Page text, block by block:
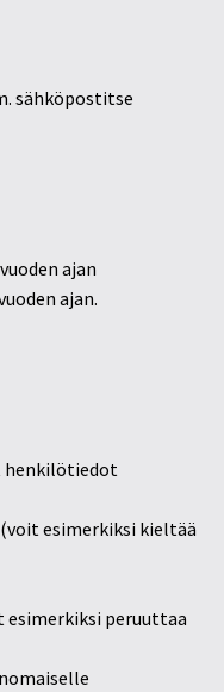
sähköpostitse
ajan
ajan.
henkilötiedot
esimerkiksi kieltää
esimerkiksi peruuttaa